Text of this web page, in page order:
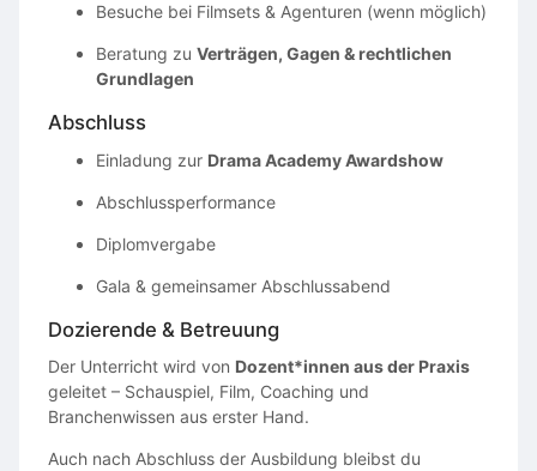
Besuche bei Filmsets & Agenturen (wenn möglich)
Beratung zu Verträgen, Gagen & rechtlichen
Grundlagen
Abschluss
Einladung zur Drama Academy Awardshow
Abschlussperformance
Diplomvergabe
Gala & gemeinsamer Abschlussabend
Dozierende & Betreuung
Der Unterricht wird von Dozent*innen aus der Praxis
geleitet – Schauspiel, Film, Coaching und
Branchenwissen aus erster Hand.
Auch nach Abschluss der Ausbildung bleibst du